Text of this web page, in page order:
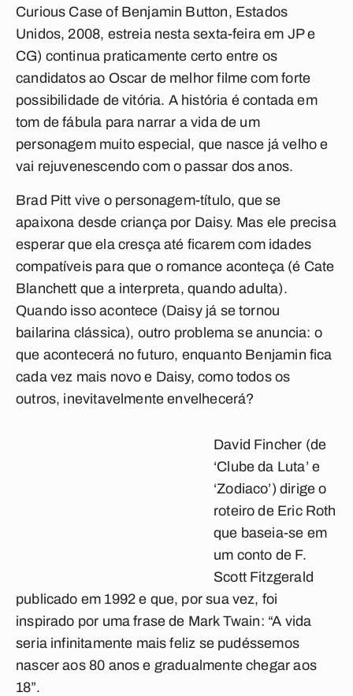
Curious Case of Benjamin Button, Estados
Unidos, 2008, estreia nesta sexta-feira em JP e
CG) continua praticamente certo entre os
candidatos ao Oscar de melhor filme com forte
possibilidade de vitória. A história é contada em
tom de fábula para narrar a vida de um
personagem muito especial, que nasce já velho e
vai rejuvenescendo com o passar dos anos.
Brad Pitt vive o personagem-título, que se
apaixona desde criança por Daisy. Mas ele precisa
esperar que ela cresça até ficarem com idades
compatíveis para que o romance aconteça (é Cate
Blanchett que a interpreta, quando adulta).
Quando isso acontece (Daisy já se tornou
bailarina clássica), outro problema se anuncia: o
que acontecerá no futuro, enquanto Benjamin fica
cada vez mais novo e Daisy, como todos os
outros, inevitavelmente envelhecerá?
David Fincher (de
‘Clube da Luta’ e
‘Zodiaco’) dirige o
roteiro de Eric Roth
que baseia-se em
um conto de F.
Scott Fitzgerald
publicado em 1992 e que, por sua vez, foi
inspirado por uma frase de Mark Twain: “A vida
seria infinitamente mais feliz se pudéssemos
nascer aos 80 anos e gradualmente chegar aos
18”.